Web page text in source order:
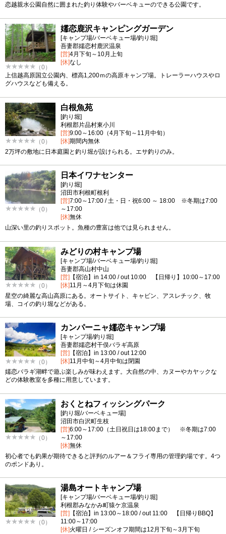
恋越親水公園自然に囲まれた釣り体験やバーベキューのできる公園です。
（0）
嬬恋鹿沢キャンピングガーデン
[キャンプ場/バーベキュー場/釣り堀]
吾妻郡嬬恋村鹿沢温泉
[営]4月下旬～10月上旬
[休]なし
上信越高原国立公園内、標高1,200ｍの高原キャンプ場。トレーラーハウスやロ
グハウスなども備える。
（0）
白根魚苑
[釣り堀]
利根郡片品村東小川
[営]9:00～16:00（4月下旬～11月中旬）
[休]期間内無休
2万坪の敷地に日本庭園と釣り堀が設けられる。エサ釣りのみ。
（0）
日本イワナセンター
[釣り堀]
沼田市利根町根利
[営]7:00～17:00 / 土・日・祝6:00 ～ 18:00 ※冬期は7:00
～17:00
[休]無休
山深い里の釣りスポット。魚種の豊富は他では見られません。
（0）
みどりの村キャンプ場
[キャンプ場/バーベキュー場/釣り堀]
吾妻郡高山村中山
[営] 【宿泊】in 14:00 / out 10:00 【日帰り】10:00～17:00
[休]11月～4月下旬は休園
星空の綺麗な高山高原にある。オートサイト、キャビン、アスレチック、牧
場、コイの釣り堀などがある。
（0）
カンパーニャ嬬恋キャンプ場
[キャンプ場/釣り堀]
吾妻郡嬬恋村干俣バラギ高原
[営] 【宿泊】in 13:00 / out 12:00
[休]11月中旬～4月中旬は閉園
嬬恋バラギ湖畔で遊ぶ楽しみが味わえます。大自然の中、カヌーやカヤックな
どの体験教室を多種に用意しています。
（0）
おくとねフィッシングパーク
[釣り堀/バーベキュー場]
沼田市白沢町生枝
[営]6:00～17:00（土日祝日は18:00まで） ※冬期は7:00
～17:00
[休]無休
初心者でも釣果が期待できると評判のルアー＆フライ専用の管理釣場です。4つ
のポンドあり。
（0）
湯島オートキャンプ場
[キャンプ場/バーベキュー場/釣り堀]
利根郡みなかみ町猿ケ京温泉
[営] 【宿泊】in 13:00～18:00 / out 11:00 【日帰りBBQ】
11:00～17:00
[休]火曜日 / シーズンオフ期間は12月下旬～3月下旬